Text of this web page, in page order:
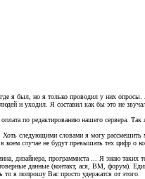
я был, но я только проводил у них
и уходил. Я составил как бы это не
по редактированию нашего сервера.
Хоть следующими словами я могу
случае не будут превышать тех цифр о
дизайнера, программиста ... Я знаю таких
данные (контакт, ася, ВМ, форум).
я попрошу Вас просто удержатся от этого.